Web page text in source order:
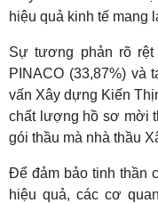
hiệu quả kinh tế mang
Sự tương phản rõ
PINACO (33,87%) và
vấn Xây dựng Kiến
chất lượng hồ sơ mời
gói thầu mà nhà thầu
Để đảm bảo tinh thần
hiệu quả, các cơ